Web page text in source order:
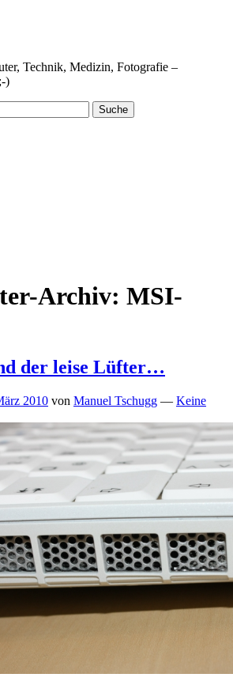
Technik, Medizin, Fotografie –
)
Suche
Archiv: MSI-
der leise Lüfter…
2010 von Manuel Tschugg — Keine